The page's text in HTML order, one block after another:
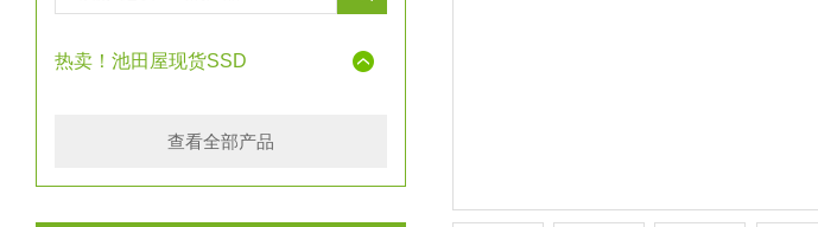
热卖！池田屋现货SSD
查看全部产品